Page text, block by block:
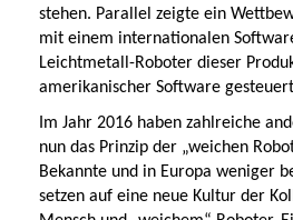
stehen. Parallel zeigte ein
mit einem internationalen
Leichtmetall-Roboter dieser
amerikanischer Software
Im Jahr 2016 haben zahlreiche
nun das Prinzip der „weichen
Bekannte und in Europa weniger
setzen auf eine neue Kultur der